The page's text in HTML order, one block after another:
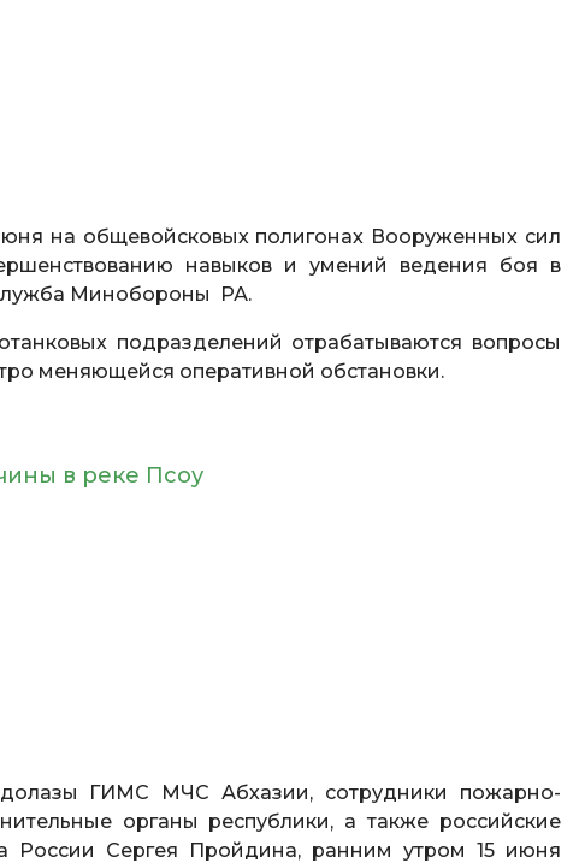
на общевойсковых полигонах Вооруженных сил
навыков и умений ведения боя в
Минобороны РА.
подразделений отрабатываются вопросы
меняющейся оперативной обстановки.
в реке Псоу
ГИМС МЧС Абхазии, сотрудники пожарно-
органы республики, а также российские
России Сергея Пройдина, ранним утром 15 июня